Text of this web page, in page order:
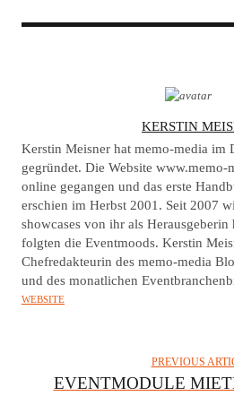
U
T
H
O
R
KERSTIN
Kerstin Meisner hat memo-media im
gegründet. Die Website www.memo-
online gegangen und das erste
erschien im Herbst 2001. Seit 2007
showcases von ihr als Herausgeberin
folgten die Eventmoods. Kerstin
Chefredakteurin des memo-media
und des monatlichen
WEBSITE
PREVIOUS
EVENTMODULE